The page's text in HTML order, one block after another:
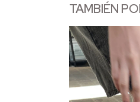
TAMBIÉN